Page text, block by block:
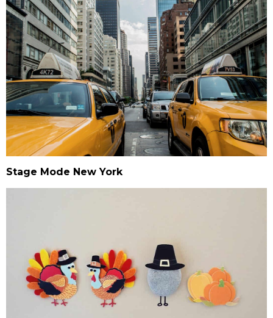
Stage Mode New York